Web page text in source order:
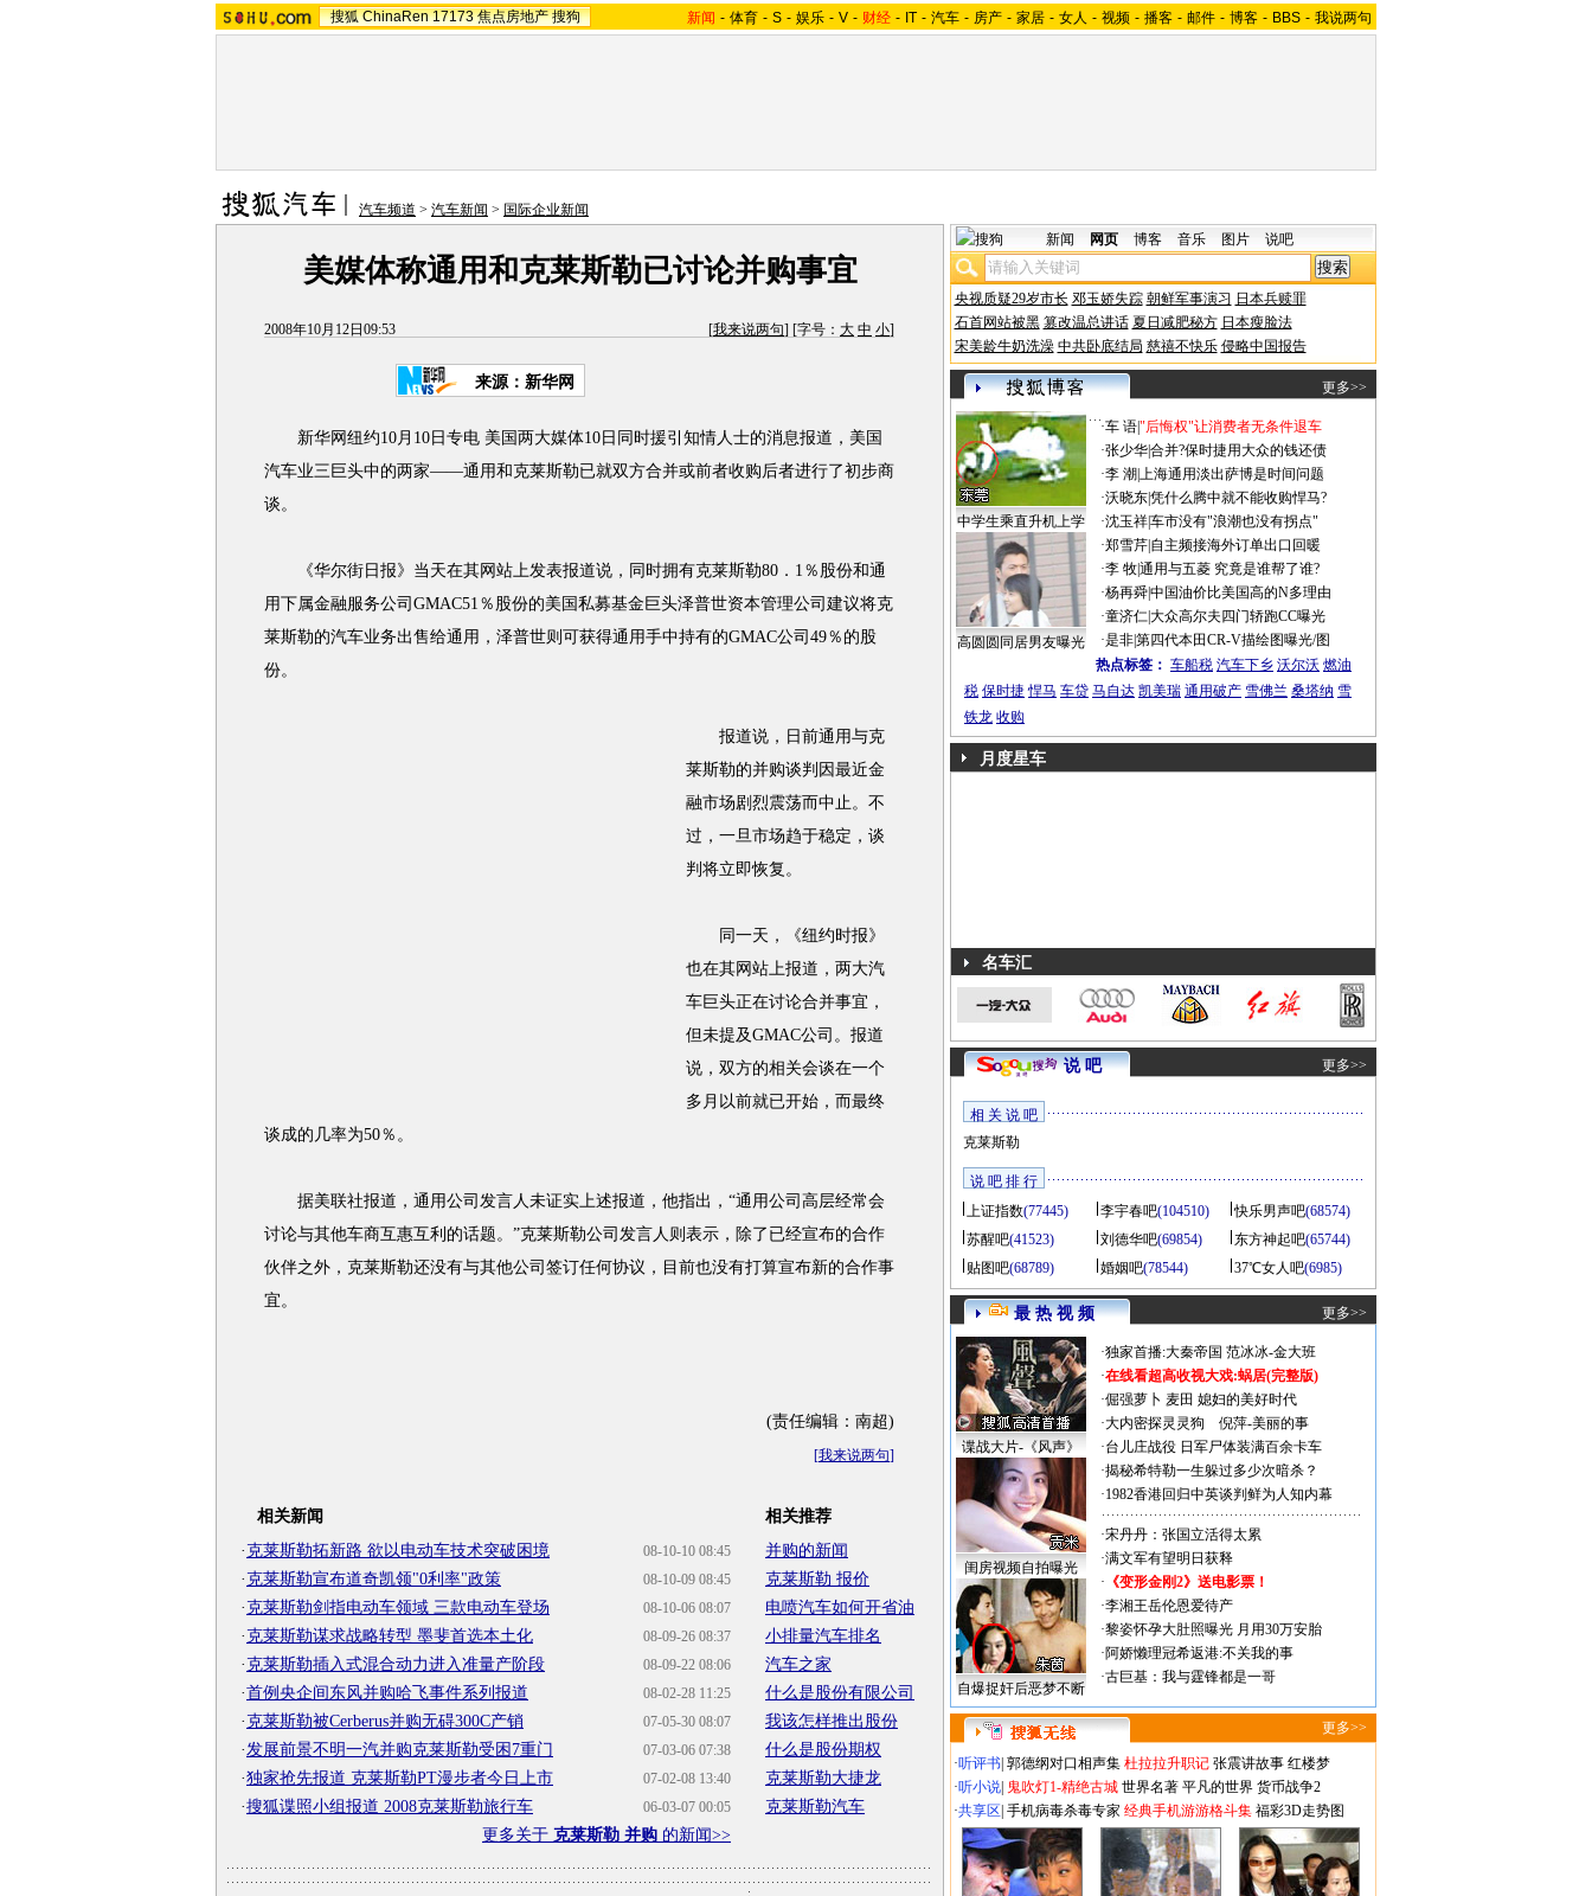
搜狐 ChinaRen 17173 焦点房地产 搜狗 新闻 - 体育 - S - 娱乐 - V - 财经 - IT - 汽车 - 房产 - 家居 - 女人 - 视频 - 播客 - 邮件 - 博客 - BBS - 我说两句
汽车频道 > 汽车新闻 > 国际企业新闻
美媒体称通用和克莱斯勒已讨论并购事宜
2008年10月12日09:53 [我来说两句] [字号： 大 中 小]
来源：新华网
新华网纽约10月10日专电 美国两大媒体10日同时援引知情人士的消息报道，美国
汽车业三巨头中的两家——通用和克莱斯勒已就双方合并或前者收购后者进行了初步商
谈。
《华尔街日报》当天在其网站上发表报道说，同时拥有克莱斯勒80．1％股份和通
用下属金融服务公司GMAC51％股份的美国私募基金巨头泽普世资本管理公司建议将克
莱斯勒的汽车业务出售给通用，泽普世则可获得通用手中持有的GMAC公司49％的股
份。
报道说，日前通用与克
莱斯勒的并购谈判因最近金
融市场剧烈震荡而中止。不
过，一旦市场趋于稳定，谈
判将立即恢复。
同一天，《纽约时报》
也在其网站上报道，两大汽
车巨头正在讨论合并事宜，
但未提及GMAC公司。报道
说，双方的相关会谈在一个
多月以前就已开始，而最终
谈成的几率为50％。
据美联社报道，通用公司发言人未证实上述报道，他指出，“通用公司高层经常会
讨论与其他车商互惠互利的话题。”克莱斯勒公司发言人则表示，除了已经宣布的合作
伙伴之外，克莱斯勒还没有与其他公司签订任何协议，目前也没有打算宣布新的合作事
宜。
(责任编辑：南超)
[我来说两句]
相关新闻
08-10-10 08:45
·克莱斯勒拓新路 欲以电动车技术突破困境
08-10-09 08:45
·克莱斯勒宣布道奇凯领"0利率"政策
08-10-06 08:07
·克莱斯勒剑指电动车领域 三款电动车登场
08-09-26 08:37
·克莱斯勒谋求战略转型 墨斐首选本土化
08-09-22 08:06
·克莱斯勒插入式混合动力进入准量产阶段
08-02-28 11:25
·首例央企间东风并购哈飞事件系列报道
07-05-30 08:07
·克莱斯勒被Cerberus并购无碍300C产销
07-03-06 07:38
·发展前景不明一汽并购克莱斯勒受困7重门
07-02-08 13:40
·独家抢先报道 克莱斯勒PT漫步者今日上市
06-03-07 00:05
·搜狐谍照小组报道 2008克莱斯勒旅行车
更多关于 克莱斯勒 并购 的新闻>>
相关推荐
并购的新闻
克莱斯勒 报价
电喷汽车如何开省油
小排量汽车排名
汽车之家
什么是股份有限公司
我该怎样推出股份
什么是股份期权
克莱斯勒大捷龙
克莱斯勒汽车
新闻 网页 博客 音乐 图片 说吧
央视质疑29岁市长 邓玉娇失踪 朝鲜军事演习 日本兵赎罪
石首网站被黑 篡改温总讲话 夏日减肥秘方 日本瘦脸法
宋美龄牛奶洗澡 中共卧底结局 慈禧不快乐 侵略中国报告
更多>>
中学生乘直升机上学
高圆圆同居男友曝光
·车 语|"后悔权"让消费者无条件退车
·张少华|合并?保时捷用大众的钱还债
·李 潮 上海通用淡出萨博是时间问题
·沃晓东|凭什么腾中就不能收购悍马?
·沈玉祥|车市没有"浪潮也没有拐点"
·郑雪芹| 自主频接海外订单出口回暖
·李 牧|通用与五菱 究竟是谁帮了谁?
·杨再舜|中国油价比美国高的N多理由
·童济仁|大众高尔夫四门轿跑CC曝光
·是非|第四代本田CR-V描绘图曝光/图
热点标签： 车船税 汽车下乡 沃尔沃 燃油
税 保时捷 悍马 车贷 马自达 凯美瑞 通用破产 雪佛兰 桑塔纳 雪
铁龙 收购
月度星车
名车汇
说 吧 更多>>
相 关 说 吧
克莱斯勒
说 吧 排 行
上证指数(77445) 李宇春吧(104510) 快乐男声吧(68574)
苏醒吧(41523) 刘德华吧(69854) 东方神起吧(65744)
贴图吧(68789) 婚姻吧(78544) 37℃女人吧(6985)
最 热 视 频 更多>>
谍战大片-《风声》
闺房视频自拍曝光
自爆捉奸后恶梦不断
·独家首播:大秦帝国 范冰冰-金大班
·在线看超高收视大戏:蜗居(完整版)
·倔强萝卜 麦田 媳妇的美好时代
·大内密探灵灵狗
倪萍-美丽的事
·台儿庄战役 日军尸体装满百余卡车
·揭秘希特勒一生躲过多少次暗杀？
·1982香港回归中英谈判鲜为人知内幕
·宋丹丹：张国立活得太累
·满文军有望明日获释
· 《变形金刚2》送电影票！
·李湘王岳伦恩爱待产
·黎姿怀孕大肚照曝光 月用30万安胎
·阿娇懒理冠希返港:不关我的事
·古巨基：我与霆锋都是一哥
更多>>
·听评书 郭德纲对口相声集 杜拉拉升职记 张震讲故事 红楼梦
·听小说 鬼吹灯1-精绝古城 世界名著 平凡的世界 货币战争2
·共享区 手机病毒杀毒专家 经典手机游游格斗集 福彩3D走势图